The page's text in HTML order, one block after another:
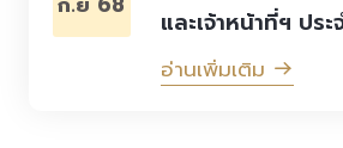
และเจ้าหน้าที่ฯ ปร
อ่านเพิ่มเติม